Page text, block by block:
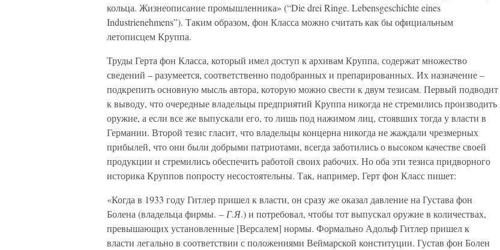
кольца. Жизнеописание промышленника» (“Die drei Ringe. Lebensgeschichte eines
Industrienehmens”). Таким образом, фон Класса можно считать как бы официальным
летописцем Круппа.
Труды Герта фон Класса, который имел доступ к архивам Круппа, содержат множество
сведений – разумеется, соответственно подобранных и препарированных. Их назначение –
подкрепить основную мысль автора, которую можно свести к двум тезисам. Первый подводит
к выводу, что очередные владельцы предприятий Круппа никогда не стремились производить
оружие, а если все же выпускали его, то лишь под нажимом лиц, стоявших тогда у власти в
Германии. Второй тезис гласит, что владельцы концерна никогда не жаждали чрезмерных
прибылей, что они были добрыми патриотами, всегда заботились о высоком качестве своей
продукции и стремились обеспечить работой своих рабочих. Но оба эти тезиса придворного
историка Круппов попросту несостоятельны. Так, например, Герт фон Класс пишет:
«Когда в 1933 году Гитлер пришел к власти, он сразу же оказал давление на Густава фон
Болена (владельца фирмы. – Г.Я.) и потребовал, чтобы тот выпускал оружие в количествах,
превышающих установленные [Версалем] нормы. Формально Адольф Гитлер пришел к
власти легально в соответствии с положениями Веймарской конституции. Густав фон Болен